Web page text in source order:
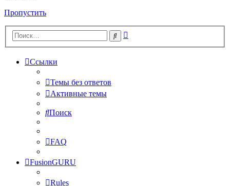
Пропустить
Поиск
Ссылки
Темы без ответов
Активные темы
Поиск
FAQ
FusionGURU
Rules